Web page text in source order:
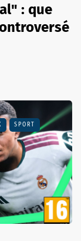
: que
SPORT